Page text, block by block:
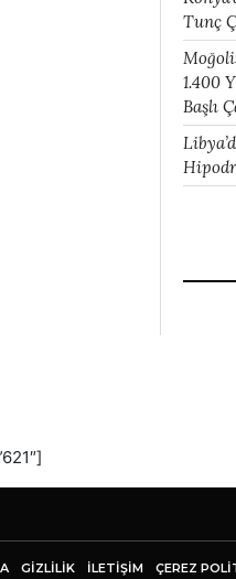
Tunç
1.400
Başlı
GİZLİLİK İLETIŞIM ÇEREZ